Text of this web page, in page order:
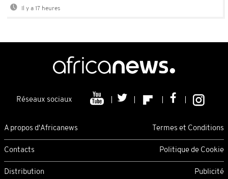
Il y a 17 heures
Réseaux sociaux
A propos d'Africanews Termes et Conditions
Contacts Politique de Cookie
Distribution Publicité